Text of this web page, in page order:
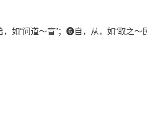
如“问道～盲”；➏自，从，如“取之～